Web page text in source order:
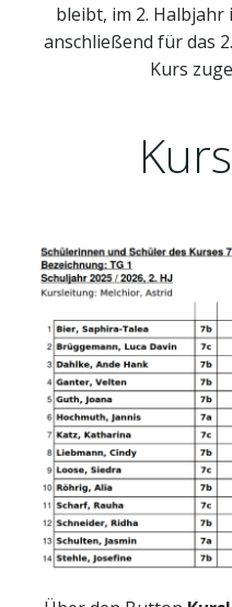
bleibt, im 2.
anschließend für das
Kurs